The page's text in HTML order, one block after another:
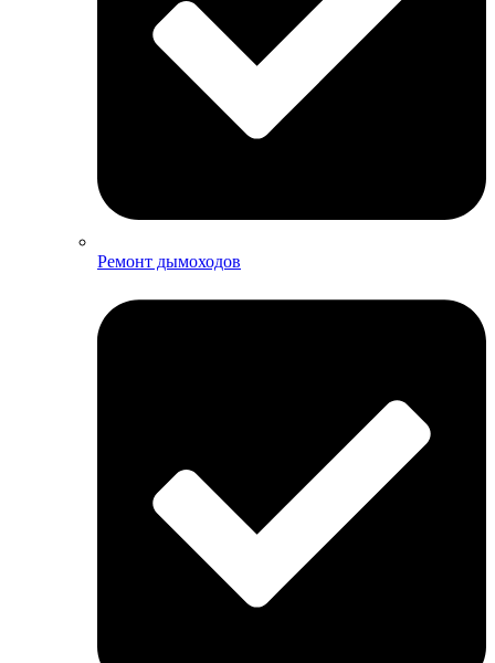
Ремонт дымоходов